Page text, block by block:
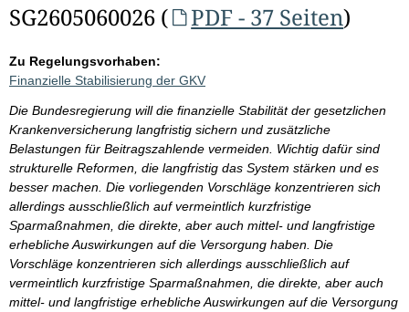
SG2605060026 (
PDF - 37 Seiten)
Zu Regelungsvorhaben:
Finanzielle Stabilisierung der GKV
Die Bundesregierung will die finanzielle Stabilität der gesetzlichen
Krankenversicherung langfristig sichern und zusätzliche
Belastungen für Beitragszahlende vermeiden. Wichtig dafür sind
strukturelle Reformen, die langfristig das System stärken und es
besser machen. Die vorliegenden Vorschläge konzentrieren sich
allerdings ausschließlich auf vermeintlich kurzfristige
Sparmaßnahmen, die direkte, aber auch mittel- und langfristige
erhebliche Auswirkungen auf die Versorgung haben. Die
Vorschläge konzentrieren sich allerdings ausschließlich auf
vermeintlich kurzfristige Sparmaßnahmen, die direkte, aber auch
mittel- und langfristige erhebliche Auswirkungen auf die Versorgung